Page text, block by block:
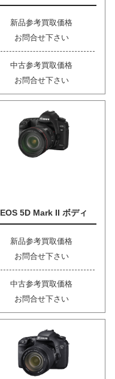
新品参考買取価格
お問合せ下さい
中古参考買取価格
お問合せ下さい
EOS 5D Mark II ボディ
新品参考買取価格
お問合せ下さい
中古参考買取価格
お問合せ下さい